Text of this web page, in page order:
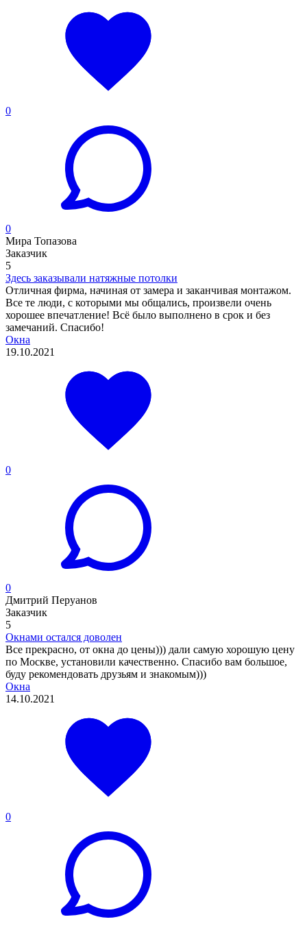
0
0
Мира Топазова
Заказчик
5
Здесь заказывали натяжные потолки
Отличная фирма, начиная от замера и заканчивая монтажом.
Все те люди, с которыми мы общались, произвели очень
хорошее впечатление! Всё было выполнено в срок и без
замечаний. Спасибо!
Окна
19.10.2021
0
0
Дмитрий Перуанов
Заказчик
5
Окнами остался доволен
Все прекрасно, от окна до цены))) дали самую хорошую цену
по Москве, установили качественно. Спасибо вам большое,
буду рекомендовать друзьям и знакомым)))
Окна
14.10.2021
0